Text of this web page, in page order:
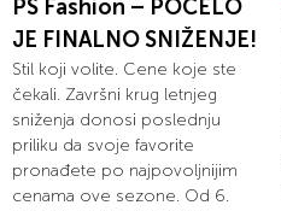
PS Fashion – POČELO
JE FINALNO SNIŽENJE!
Stil koji volite. Cene koje ste
čekali. Završni krug letnjeg
sniženja donosi poslednju
priliku da svoje favorite
pronađete po najpovoljnijim
cenama ove sezone. Od 6.